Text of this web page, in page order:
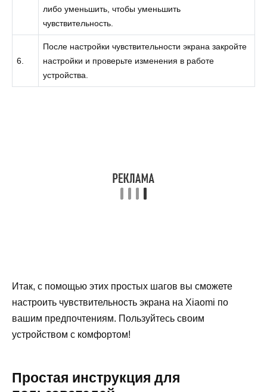
либо уменьшить, чтобы уменьшить
чувствительность.
6.
После настройки чувствительности экрана закройте
настройки и проверьте изменения в работе
устройства.
Итак, с помощью этих простых шагов вы сможете
настроить чувствительность экрана на Xiaomi по
вашим предпочтениям. Пользуйтесь своим
устройством с комфортом!
Простая инструкция для